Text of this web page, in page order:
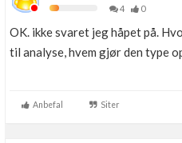
4
0
OK. ikke svaret jeg håpet på.
til analyse, hvem gjør den type
Anbefal Siter